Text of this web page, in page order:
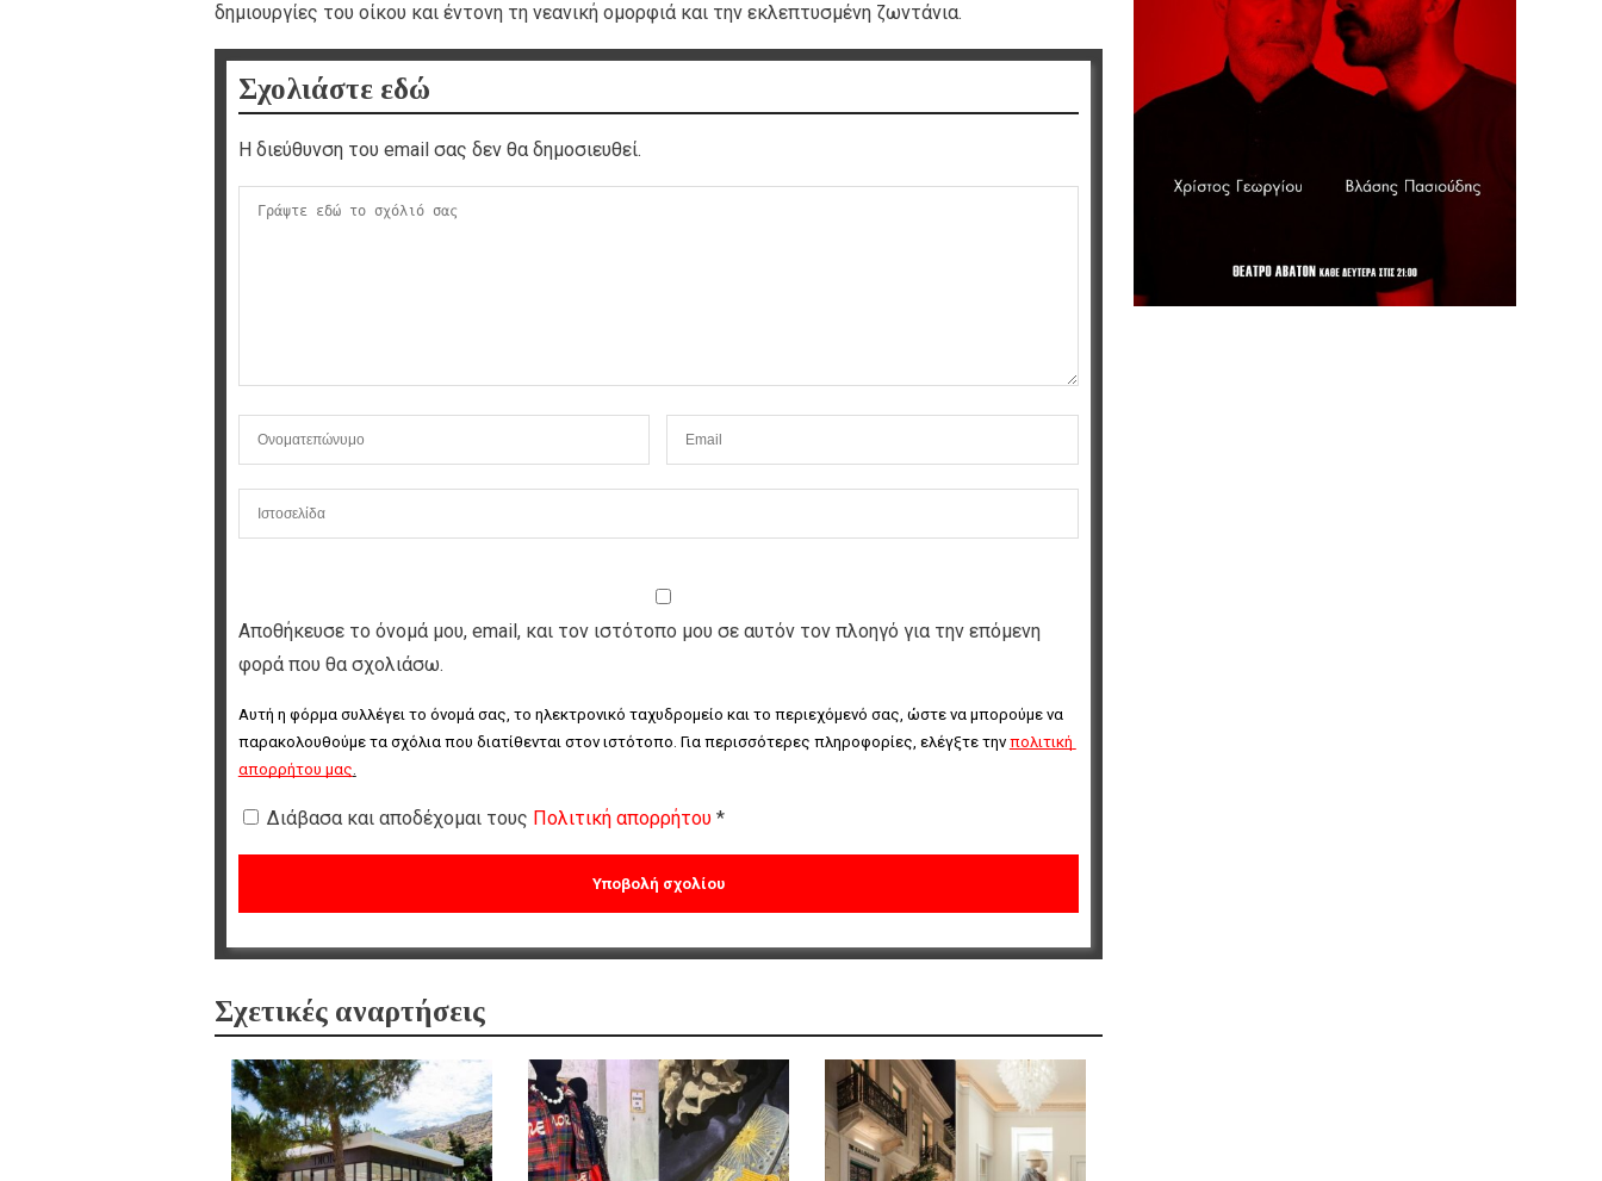
δημιουργίες του οίκου και έντονη τη νεανική ομορφιά και την εκλεπτυσμένη ζωντάνια.
Σχολιάστε εδώ
Η διεύθυνση του email σας δεν θα δημοσιευθεί.
Αποθήκευσε το όνομά μου, email, και τον ιστότοπο μου σε αυτόν τον πλοηγό για την επόμενη
φορά που θα σχολιάσω.
Αυτή η φόρμα συλλέγει το όνομά σας, το ηλεκτρονικό ταχυδρομείο και το περιεχόμενό σας, ώστε να μπορούμε να
παρακολουθούμε τα σχόλια που διατίθενται στον ιστότοπο. Για περισσότερες πληροφορίες, ελέγξτε την πολιτική
απορρήτου μας.
Διάβασα και αποδέχομαι τους Πολιτική απορρήτου *
Σχετικές αναρτήσεις